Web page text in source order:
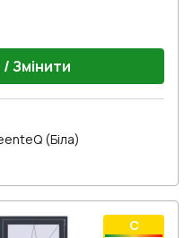
Змінити
(Біла)
C